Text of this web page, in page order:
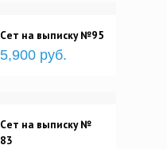
Сет на выписку №95
5,900 руб.
Сет на выписку №
83